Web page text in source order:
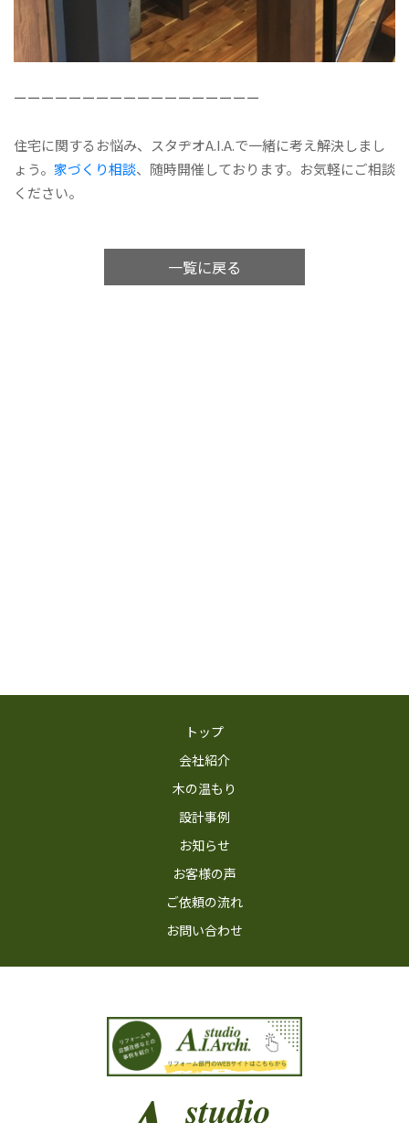
ーーーーーーーーーーーーーーーーーー
住宅に関するお悩み、スタヂオA.I.A.で一緒に考え解決しまし
ょう。 家づくり相談、随時開催しております。お気軽にご相談
ください。
一覧に戻る
トップ
会社紹介
木の温もり
設計事例
お知らせ
お客様の声
ご依頼の流れ
お問い合わせ